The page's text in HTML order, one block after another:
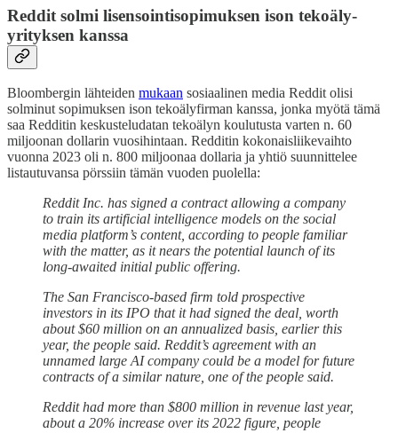
Reddit solmi lisensointisopimuksen ison tekoäly-
yrityksen kanssa
Bloombergin lähteiden mukaan sosiaalinen media Reddit olisi
solminut sopimuksen ison tekoälyfirman kanssa, jonka myötä tämä
saa Redditin keskusteludatan tekoälyn koulutusta varten n. 60
miljoonan dollarin vuosihintaan. Redditin kokonaisliikevaihto
vuonna 2023 oli n. 800 miljoonaa dollaria ja yhtiö suunnittelee
listautuvansa pörssiin tämän vuoden puolella:
Reddit Inc. has signed a contract allowing a company
to train its artificial intelligence models on the social
media platform’s content, according to people familiar
with the matter, as it nears the potential launch of its
long-awaited initial public offering.
The San Francisco-based firm told prospective
investors in its IPO that it had signed the deal, worth
about $60 million on an annualized basis, earlier this
year, the people said. Reddit’s agreement with an
unnamed large AI company could be a model for future
contracts of a similar nature, one of the people said.
Reddit had more than $800 million in revenue last year,
about a 20% increase over its 2022 figure, people